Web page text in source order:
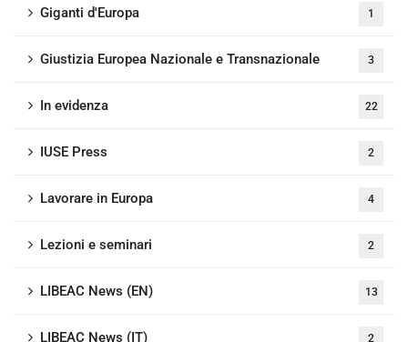
Giganti d'Europa 1
Giustizia Europea Nazionale e Transnazionale 3
In evidenza 22
IUSE Press 2
Lavorare in Europa 4
Lezioni e seminari 2
LIBEAC News (EN) 13
LIBEAC News (IT) 2